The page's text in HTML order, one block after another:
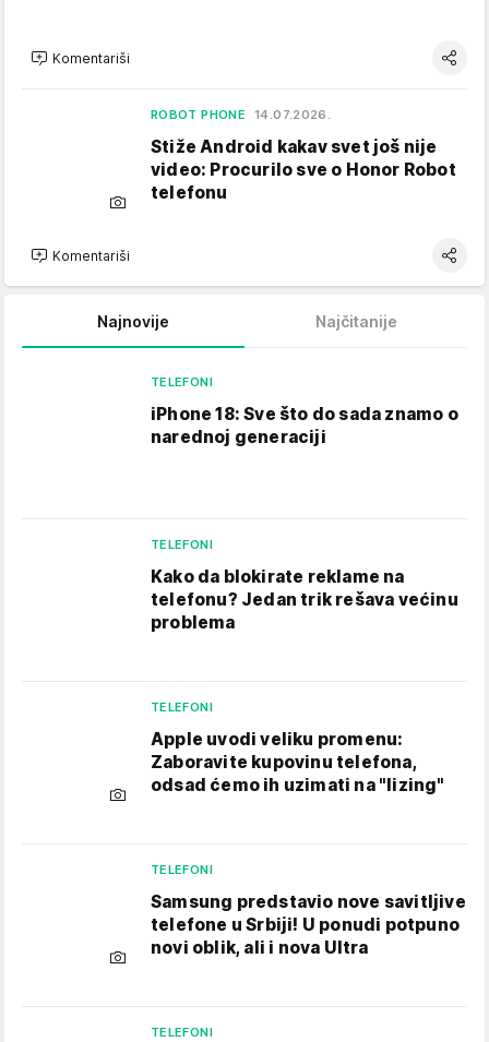
Komentariši
ROBOT PHONE 14.07.2026.
Stiže Android kakav svet još nije
video: Procurilo sve o Honor Robot
telefonu
Komentariši
Najnovije Najčitanije
TELEFONI
iPhone 18: Sve što do sada znamo o
narednoj generaciji
TELEFONI
Kako da blokirate reklame na
telefonu​? Jedan trik rešava većinu
problema
TELEFONI
Apple uvodi veliku promenu:
Zaboravite kupovinu telefona,
odsad ćemo ih uzimati na "lizing"
TELEFONI
Samsung predstavio nove savitljive
telefone u Srbiji! U ponudi potpuno
novi oblik, ali i nova Ultra
TELEFONI